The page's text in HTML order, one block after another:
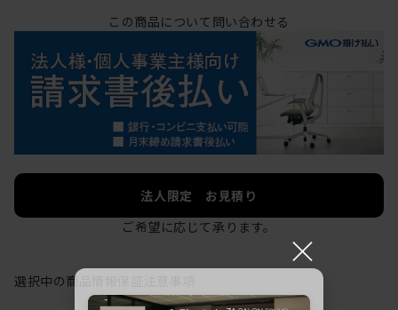
この商品について問い合わせる
法人限定 お見積り
ご希望に応じて承ります。
選択中の商品情報
×